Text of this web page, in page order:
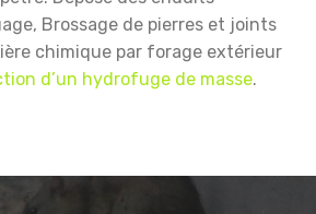
Brossage de pierres et joints
chimique par forage extérieur
d’un hydrofuge de masse.